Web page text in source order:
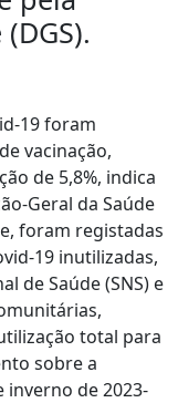
19 foram
vacinação,
de 5,8%, indica
Geral da Saúde
foram registadas
19 inutilizadas,
de Saúde (SNS) e
total para
sobre a
inverno de 2023-